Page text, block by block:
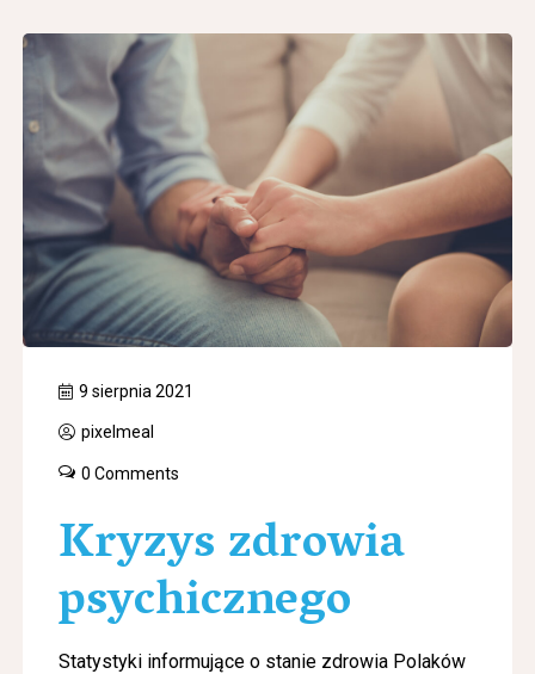
9 sierpnia 2021
pixelmeal
0 Comments
Kryzys zdrowia
psychicznego
Statystyki informujące o stanie zdrowia Polaków